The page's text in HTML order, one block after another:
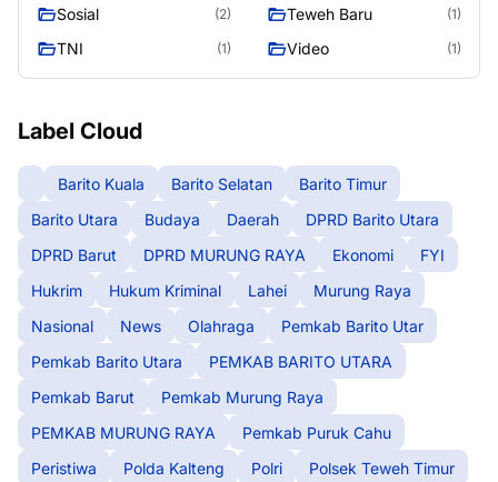
Sosial (2) Teweh Baru (1)
TNI (1) Video (1)
Label Cloud
Barito Kuala Barito Selatan
Barito Timur
Barito Utara
Budaya Daerah
DPRD Barito Utara
DPRD Barut
DPRD MURUNG RAYA Ekonomi
FYI
Hukrim
Hukum Kriminal Lahei
Murung Raya
Nasional
News Olahraga
Pemkab Barito Utar
Pemkab Barito Utara
PEMKAB BARITO UTARA
Pemkab Barut
Pemkab Murung Raya
PEMKAB MURUNG RAYA
Pemkab Puruk Cahu
Peristiwa
Polda Kalteng Polri
Polsek Teweh Timur